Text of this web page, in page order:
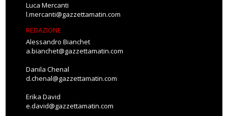
Luca Mercanti
l.mercanti@gazzettamatin.com
REDAZIONE
Alessandro Bianchet
a.bianchet@gazzettamatin.com
Danila Chenal
d.chenal@gazzettamatin.com
Erika David
e.david@gazzettamatin.com